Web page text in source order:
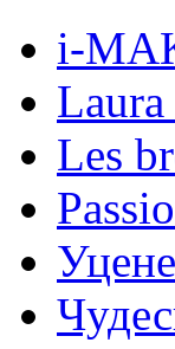
i-
Les